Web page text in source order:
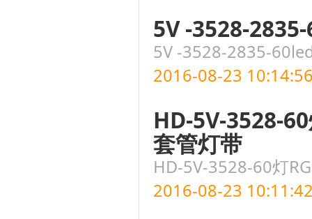
5V -3528-
5V -3528-2835-
2016-08-23
HD-5V-3528-
套管灯带
HD-5V-3528-60灯
2016-08-23